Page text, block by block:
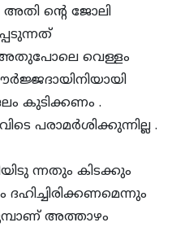
ന്റെ ജോലി
വെള്ളം
കുടിക്കണം .
പരാമര്‍ശിക്കുന്നില്ല .
ന്നതും കിടക്കും
അത്താഴം